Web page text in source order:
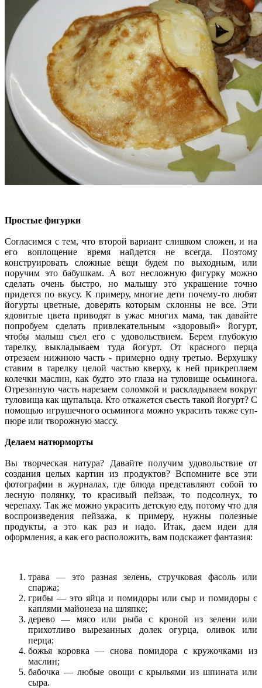
Простые фигурки
Согласимся с тем, что второй вариант слишком сложен, и на
его воплощение время найдется не всегда. Поэтому
конструировать сложные вещи будем по выходным, или
поручим это бабушкам. А вот несложную фигурку можно
сделать очень быстро, но малышу это украшение точно
придется по вкусу. К примеру, многие дети почему-то любят
йогурты цветные, доверять которым склонны не все. Эти
ядовитые цвета приводят в ужас многих мама, так давайте
попробуем сделать привлекательным «здоровый» йогурт,
чтобы малыш съел его с удовольствием. Берем глубокую
тарелку, выкладываем туда йогурт. От красного перца
отрезаем нижнюю часть - примерно одну третью. Верхушку
ставим в тарелку целой частью кверху, к ней прикрепляем
колечки маслин, как будто это глаза на туловище осьминога.
Отрезанную часть нарезаем соломкой и раскладываем вокруг
туловища как щупальца. Кто откажется съесть такой йогурт? С
помощью игрушечного осьминога можно украсить также суп-
пюре или творожную массу.
Делаем натюрморты
Вы творческая натура? Давайте получим удовольствие от
создания целых картин из продуктов? Вспомните все эти
фотографии в журналах, где блюда представляют собой то
лесную полянку, то красивый пейзаж, то подсолнух, то
черепаху. Так же можно украсить детскую еду, потому что для
воспроизведения пейзажа, к примеру, нужны полезные
продукты, а это как раз и надо. Итак, даем идеи для
оформления, а как его расположить, вам подскажет фантазия:
трава — это разная зелень, стручковая фасоль или
спаржа;
грибы — это яйца и помидоры или сыр и помидоры с
каплями майонеза на шляпке;
дерево — мясо или рыба с кроной из зелени или
прихотливо вырезанных долек огурца, оливок или
перца;
божья коровка — снова помидора с кружочками из
маслин;
бабочка — любые овощи с крыльями из шпината или
сыра.